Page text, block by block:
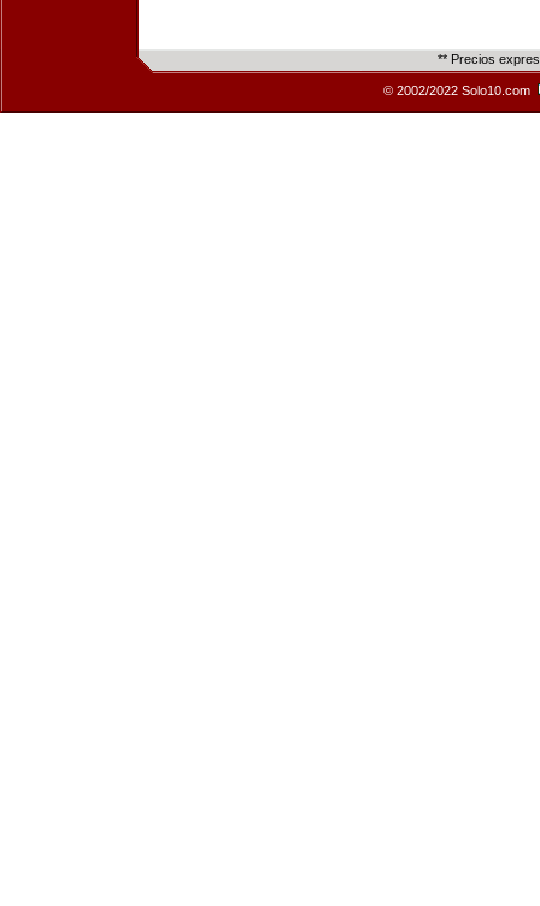
** Precios
© 2002/2022 Solo10.com